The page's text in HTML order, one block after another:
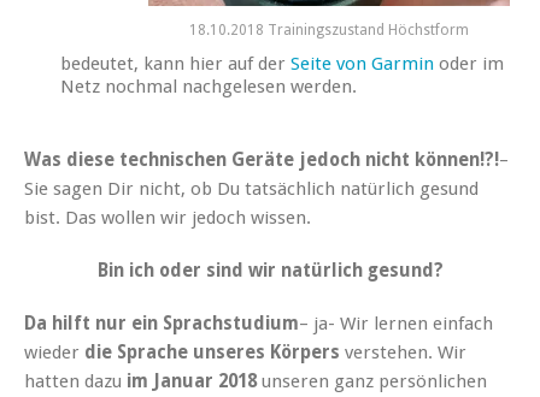
18.10.2018 Trainingszustand Höchstform
bedeutet, kann hier auf der Seite von Garmin oder im
Netz nochmal nachgelesen werden.
Was diese technischen Geräte jedoch nicht können!?!–
Sie sagen Dir nicht, ob Du tatsächlich natürlich gesund
bist. Das wollen wir jedoch wissen.
Bin ich oder sind wir natürlich gesund?
Da hilft nur ein Sprachstudium– ja- Wir lernen einfach
wieder die Sprache unseres Körpers verstehen. Wir
hatten dazu im Januar 2018unseren ganz persönlichen